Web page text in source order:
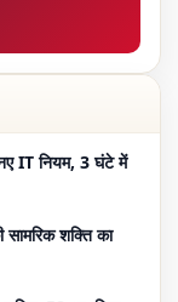
IT नियम, 3 घंटे में
शक्ति का